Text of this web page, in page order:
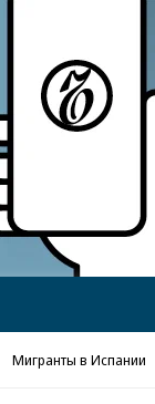
«Ъ»
Мигранты в Испании